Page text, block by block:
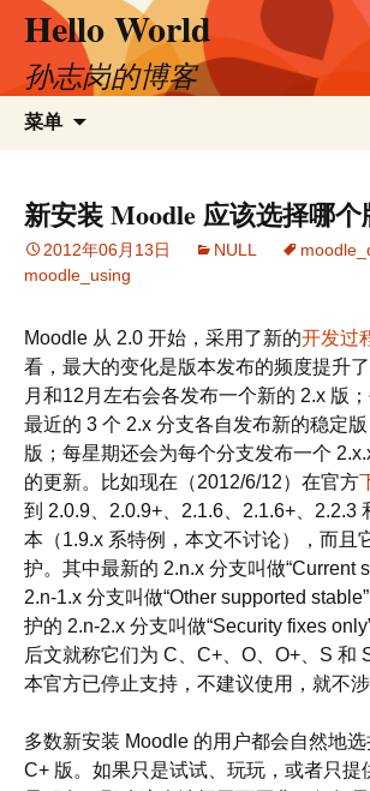
文
Hello World
孙志岗的博客
菜单
新安装 Moodle 应该选择哪个
2012年06月13日 NULL
moodle_using
Moodle 从 2.0 开始，采用了新的开发过
看，最大的变化是版本发布的频度提升
月和12月左右会各发布一个新的 2.x 版
最近的 3 个 2.x 分支各自发布新的稳定
版；每星期还会为每个分支发布一个
的更新。比如现在（2012/6/12）在官方
到 2.0.9、2.0.9+、2.1.6、2.1.6+、2.2.3
本（1.9.x 系特例，本文不讨论），而且
护。其中最新的 2.n.x 分支叫做“Current
2.n-1.x 分支叫做“Other supported
护的 2.n-2.x 分支叫做“Security fixes
后文就称它们为 C、C+、O、O+、S 和
本官方已停止支持，不建议使用，就不涉
多数新安装 Moodle 的用户都会自然地
C+ 版。如果只是试试、玩玩，或者只提